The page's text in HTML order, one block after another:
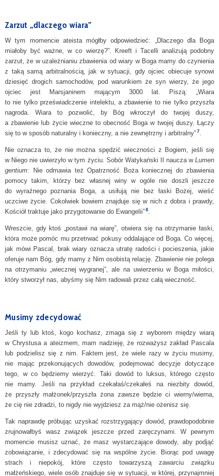
Zarzut „dlaczego wiara”
W tym momencie ateista mógłby odpowiedzieć: „Dlaczego dla Boga
miałoby być ważne, w co wierzę?”. Kreeft i Tacelli analizują podobny
zarzut, że w uzależnianiu zbawienia od wiary w Boga mamy do czynienia
z taką samą arbitralnością, jak w sytuacji, gdy ojciec obiecuje synowi
dziesięć drogich samochodów, pod warunkiem że syn wierzy, że jego
ojciec jest Marsjaninem mającym 3000 lat. Piszą: „Wiara
to nie tylko przeświadczenie intelektu, a zbawienie to nie tylko przyszła
nagroda. Wiara to pozwolić, by Bóg wkroczył do twojej duszy,
a zbawienie lub życie wieczne to obecność Boga w twojej duszy. Łączy
się to w sposób naturalny i konieczny, a nie zewnętrzny i arbitralny” 7.
Nie oznacza to, że nie można spędzić wieczności z Bogiem, jeśli się
w Niego nie uwierzyło w tym życiu. Sobór Watykański II naucza w Lumen
gentium: Nie odmawia też Opatrzność Boża koniecznej do zbawienia
pomocy takim, którzy bez własnej winy w ogóle nie doszli jeszcze
do wyraźnego poznania Boga, a usiłują nie bez łaski Bożej, wieść
uczciwe życie. Cokolwiek bowiem znajduje się w nich z dobra i prawdy,
Kościół traktuje jako przygotowanie do Ewangelii” 8.
Wreszcie, gdy ktoś „postawi na wiarę”, otwiera się na otrzymanie łaski,
która może pomóc mu przetrwać pokusy oddalające od Boga. Co więcej,
jak mówi Pascal, brak wiary oznacza utratę radości i pocieszenia, jakie
oferuje nam Bóg, gdy mamy z Nim osobistą relację. Zbawienie nie polega
na otrzymaniu „wiecznej wygranej”, ale na uwierzeniu w Boga miłości,
który stworzył nas, abyśmy się Nim radowali przez całą wieczność.
Musimy zdecydować
Jeśli ty lub ktoś, kogo kochasz, zmaga się z wyborem między wiarą
w Chrystusa a ateizmem, mam nadzieję, że rozważysz zakład Pascala
lub podzielisz się z nim. Faktem jest, że wiele razy w życiu musimy,
nie mając przekonujących dowodów, podejmować decyzje dotyczące
tego, w co będziemy wierzyć. Taki dowód to luksus, którego często
nie mamy. Jeśli na przykład czekałaś/czekałeś na niezbity dowód,
że przyszły małżonek/przyszła żona zawsze będzie ci wierny/wierna,
że cię nie zdradzi, to nigdy nie wyjdziesz za mąż/nie ożenisz się.
Tak naprawdę próbując uzyskać rozstrzygający dowód, prawdopodobnie
zrujnowałbyś wasz związek jeszcze przed zaręczynami. W pewnym
momencie musisz uznać, że masz wystarczające dowody, aby podjąć
zobowiązanie, i zdecydować się na wspólne życie. Biorąc pod uwagę
strach i niepokój, które często towarzyszą zawarciu związku
małżeńskiego, wiele osób znajduje się w sytuacji, w której, przynajmniej